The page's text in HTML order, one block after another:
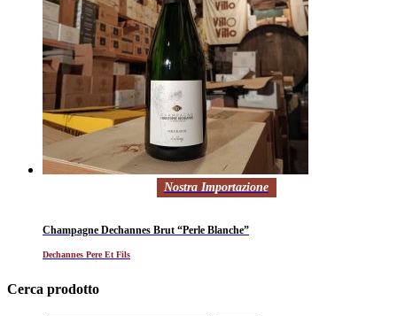
Nostra Importazione
Champagne Dechannes Brut “Perle Blanche”
Dechannes Pere Et Fils
Cerca prodotto